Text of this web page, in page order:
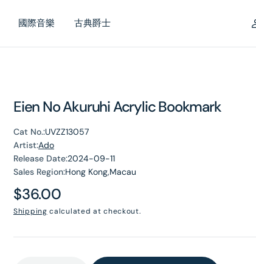
國際音樂 古典爵士
Eien No Akuruhi Acrylic Bookmark
Cat No.:UVZZ13057
Artist:Ado
Release Date:2024-09-11
Sales Region:Hong Kong,Macau
Regular
price
$36.00
Shipping calculated at checkout.